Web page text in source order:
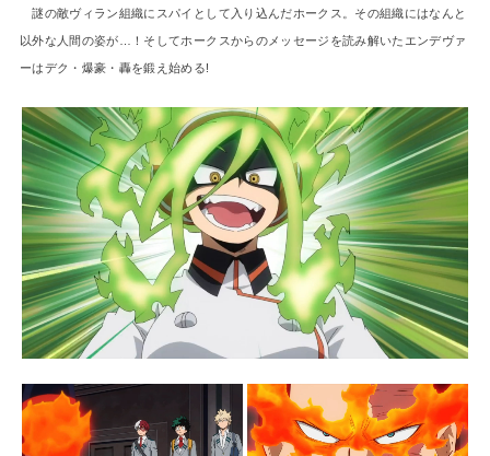
謎の敵ヴィラン組織にスパイとして入り込んだホークス。その組織にはなんと
以外な人間の姿が…！そしてホークスからのメッセージを読み解いたエンデヴァ
ーはデク・爆豪・轟を鍛え始める!